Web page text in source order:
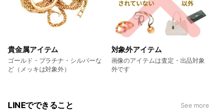
貴金属アイテム
ゴールド・プラチナ・シルバーな
ど（メッキは対象外）
対象外アイテム
画像のアイテムは査定・出品対象
外です
LINEでできること See more